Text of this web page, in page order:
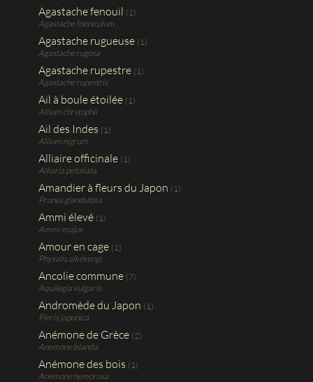
Agastache fenouil (1)
Agastache foeniculum
Agastache rugueuse (1)
Agastache rugosa
Agastache rupestre (1)
Agastache rupestris
Ail à boule étoilée (1)
Allium chrstophii
Ail des Indes (1)
Allium nigrum
Alliaire officinale (1)
Alliaria petoliata
Amandier à fleurs du Japon (1)
Prunus glandulosa
Ammi élevé (1)
Ammi majus
Amour en cage (1)
Physalis alkekengi
Ancolie commune (7)
Aquilegia vulgaris
Andromède du Japon (1)
Pieris japonica
Anémone de Grèce (2)
Anemone blanda
Anémone des bois (1)
Anemone nemorosa